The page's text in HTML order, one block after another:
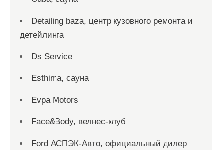
Detailing baza, центр кузовного ремонта и
детейлинга
Ds Service
Esthima, сауна
Evpa Motors
Face&Body, велнес-клуб
Ford АСПЭК-Авто, официальный дилер